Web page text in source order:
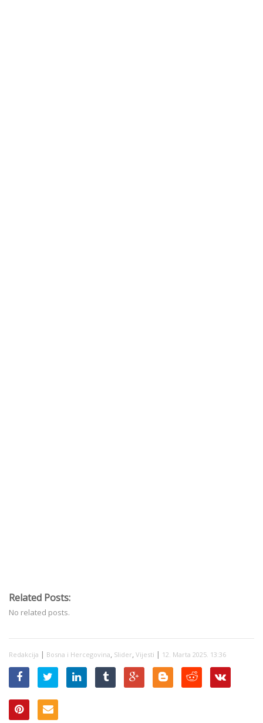
Related Posts:
No related posts.
Redakcija | Bosna i Hercegovina, Slider, Vijesti | 12. Marta 2025. 13:36